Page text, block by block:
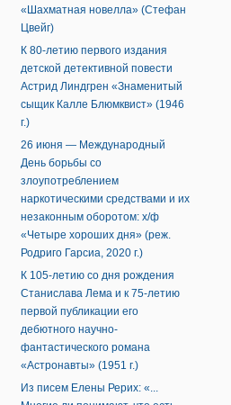
«Шахматная новелла» (Стефан
Цвейг)
К 80-летию первого издания
детской детективной повести
Астрид Линдгрен «Знаменитый
сыщик Калле Блюмквист» (1946
г.)
26 июня — Международный
День борьбы со
злоупотреблением
наркотическими средствами и их
незаконным оборотом: х/ф
«Четыре хороших дня» (реж.
Родриго Гарсиа, 2020 г.)
К 105-летию со дня рождения
Станислава Лема и к 75-летию
первой публикации его
дебютного научно-
фантастического романа
«Астронавты» (1951 г.)
Из писем Елены Рерих: «...